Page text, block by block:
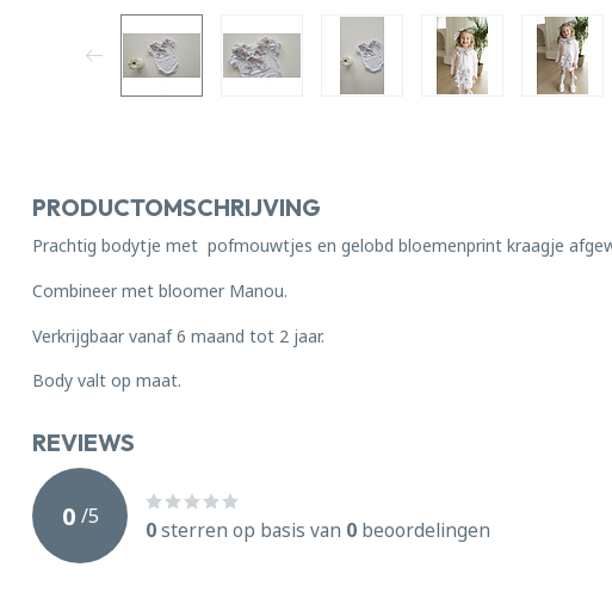
PRODUCTOMSCHRIJVING
Prachtig bodytje met pofmouwtjes en gelobd bloemenprint kraagje
Combineer met bloomer Manou.
Verkrijgbaar vanaf 6 maand tot 2 jaar.
Body valt op maat.
REVIEWS
0 /5
0sterren op basis van 0 beoordelingen